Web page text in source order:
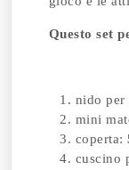
Questo set
nido per
mini
coperta:
cuscino